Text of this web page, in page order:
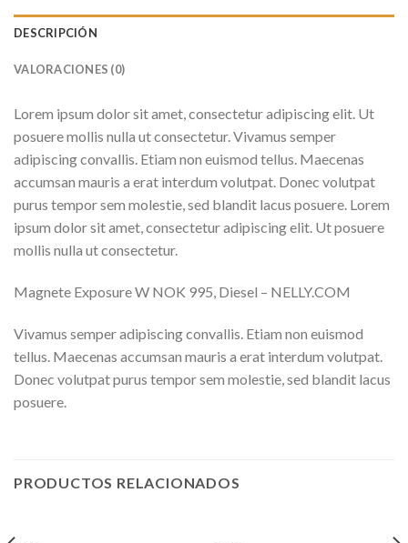
DESCRIPCIÓN
VALORACIONES (0)
Lorem ipsum dolor sit amet, consectetur adipiscing elit. Ut
posuere mollis nulla ut consectetur. Vivamus semper
adipiscing convallis. Etiam non euismod tellus. Maecenas
accumsan mauris a erat interdum volutpat. Donec volutpat
purus tempor sem molestie, sed blandit lacus posuere. Lorem
ipsum dolor sit amet, consectetur adipiscing elit. Ut posuere
mollis nulla ut consectetur.
Magnete Exposure W NOK 995, Diesel – NELLY.COM
Vivamus semper adipiscing convallis. Etiam non euismod
tellus. Maecenas accumsan mauris a erat interdum volutpat.
Donec volutpat purus tempor sem molestie, sed blandit lacus
posuere.
PRODUCTOS RELACIONADOS